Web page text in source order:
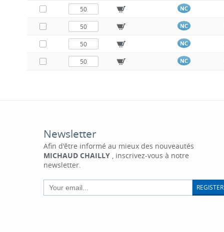
NC
NC
NC
NC
Newsletter
Afin d'être informé au mieux des nouveautés
MICHAUD CHAILLY, inscrivez-vous à notre
newsletter.
REGISTER